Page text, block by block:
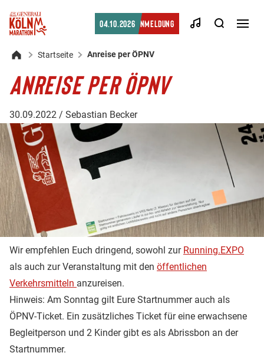
04.10.2026 Anmeldung Suche
Startseite
Startseite Anreise per ÖPNV
ANREISE PER ÖPNV
30.09.2022 / Sebastian Becker
Wir empfehlen Euch dringend, sowohl zur Running.EXPO
als auch zur Veranstaltung mit den öffentlichen
Verkehrsmitteln anzureisen.
Hinweis: Am Sonntag gilt Eure Startnummer auch als
ÖPNV-Ticket. Ein zusätzliches Ticket für eine erwachsene
Begleitperson und 2 Kinder gibt es als Abrissbon an der
Startnummer.